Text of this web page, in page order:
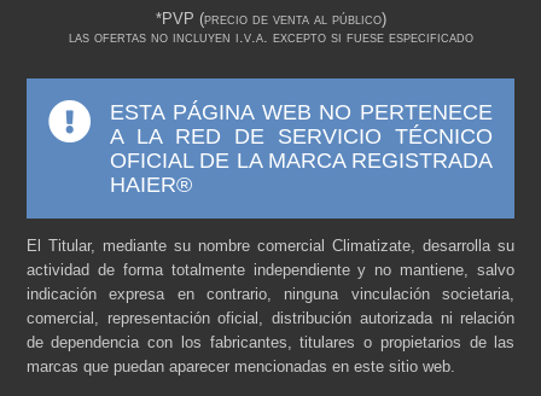
*PVP (precio de venta al público)
las ofertas no incluyen i.v.a. excepto si fuese especificado
ESTA PÁGINA WEB NO PERTENECE
A LA RED DE SERVICIO TÉCNICO
OFICIAL DE LA MARCA REGISTRADA
HAIER®
El Titular, mediante su nombre comercial Climatizate, desarrolla su
actividad de forma totalmente independiente y no mantiene, salvo
indicación expresa en contrario, ninguna vinculación societaria,
comercial, representación oficial, distribución autorizada ni relación
de dependencia con los fabricantes, titulares o propietarios de las
marcas que puedan aparecer mencionadas en este sitio web.